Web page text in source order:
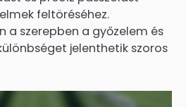
feltöréséhez.
a szerepben a győzelem és
jelenthetik szoros